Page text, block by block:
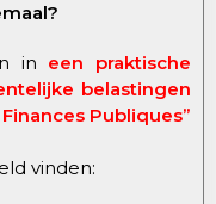
in een praktische
belastingen
Publiques”
vinden: